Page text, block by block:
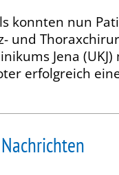
konnten nun
und
Jena
erfolgreich